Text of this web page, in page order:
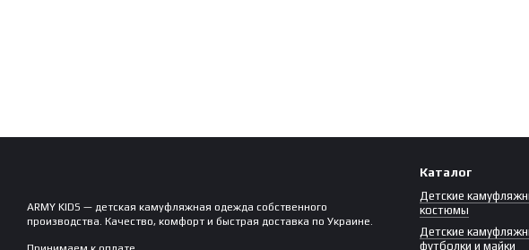
ARMY KIDS — детская камуфляжная одежда собственного
производства. Качество, комфорт и быстрая доставка по Украине.
Каталог
Детские
костюмы
Детские
футболки и майки